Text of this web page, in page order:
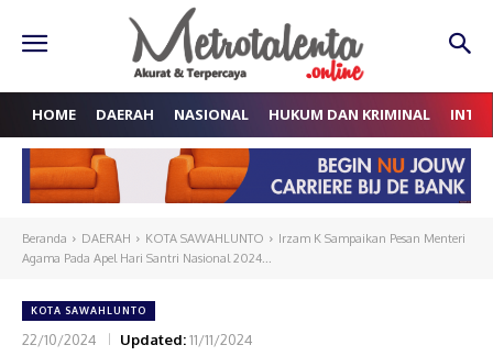
HOME DAERAH NASIONAL HUKUM DAN KRIMINAL
Beranda DAERAH KOTA SAWAHLUNTO
Irzam K Sampaikan Pesan Menteri
Agama Pada Apel Hari Santri Nasional 2024...
KOTA SAWAHLUNTO
22/10/2024 Updated:11/11/2024